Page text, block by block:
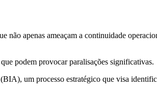
não apenas ameaçam a continuidade
podem provocar paralisações significativas.
um processo estratégico que visa